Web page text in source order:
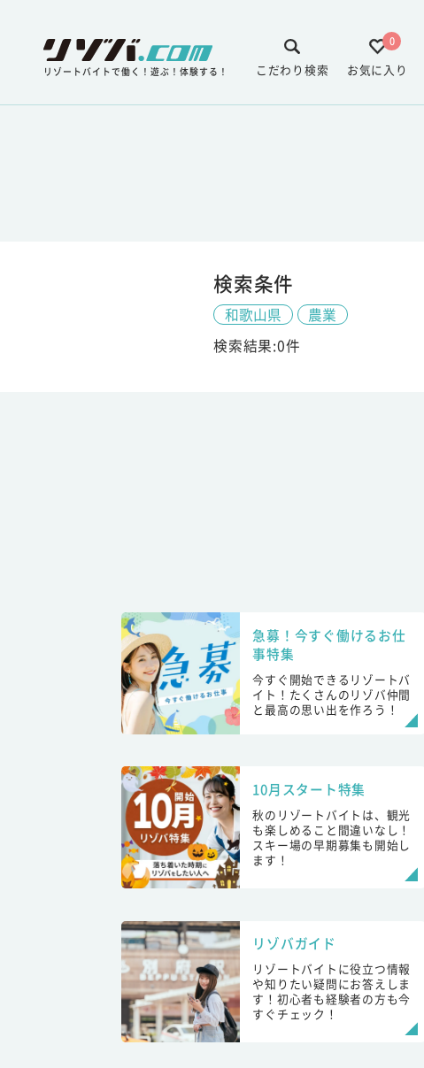
リゾートバイトで働く！遊ぶ！体験する！
0
お気に入り
こだわり検索
検索条件
和歌山県
農業
検索結果:0件
急募！今すぐ働けるお仕
事特集
今すぐ開始できるリゾートバ
イト！たくさんのリゾバ仲間
と最高の思い出を作ろう！
10月スタート特集
秋のリゾートバイトは、観光
も楽しめること間違いなし！
スキー場の早期募集も開始し
ます！
リゾバガイド
リゾートバイトに役立つ情報
や知りたい疑問にお答えしま
す！初心者も経験者の方も今
すぐチェック！